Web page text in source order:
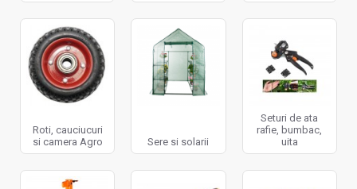
Roti, cauciucuri
si camera Agro
Sere si solarii
Seturi de ata
rafie, bumbac,
uita